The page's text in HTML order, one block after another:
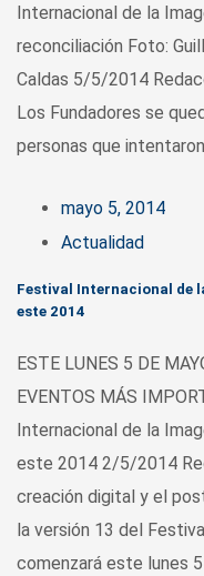
Internacional de la
reconciliación Foto:
Caldas 5/5/2014
Los Fundadores se
personas que
mayo 5, 2014
Actualidad
Festival Internacional de
este 2014
ESTE LUNES 5 DE
EVENTOS MÁS
Internacional de la
este 2014 2/5/2014
creación digital y el
la versión 13 del
comenzará este lunes 5